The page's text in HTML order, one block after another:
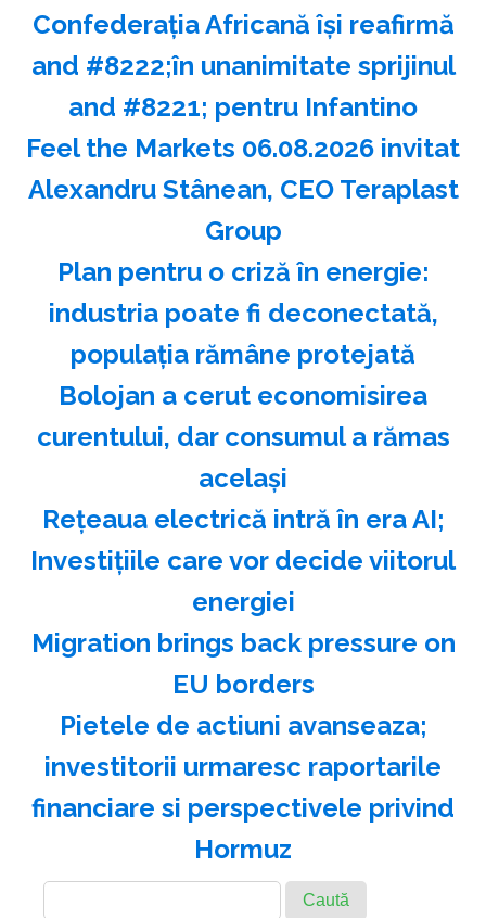
Confederaţia Africană îşi reafirmă
and #8222;în unanimitate sprijinul
and #8221; pentru Infantino
Feel the Markets 06.08.2026 invitat
Alexandru Stânean, CEO Teraplast
Group
Plan pentru o criză în energie:
industria poate fi deconectată,
populaţia rămâne protejată
Bolojan a cerut economisirea
curentului, dar consumul a rămas
acelaşi
Reţeaua electrică intră în era AI;
Investiţiile care vor decide viitorul
energiei
Migration brings back pressure on
EU borders
Pietele de actiuni avanseaza;
investitorii urmaresc raportarile
financiare si perspectivele privind
Hormuz